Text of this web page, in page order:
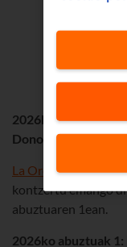
Bidasoa
2026ko uztailak 31
Donostian
La Oreja de Van
kontzertu emango
abuztuaren 1ean.
2026ko abuztuak